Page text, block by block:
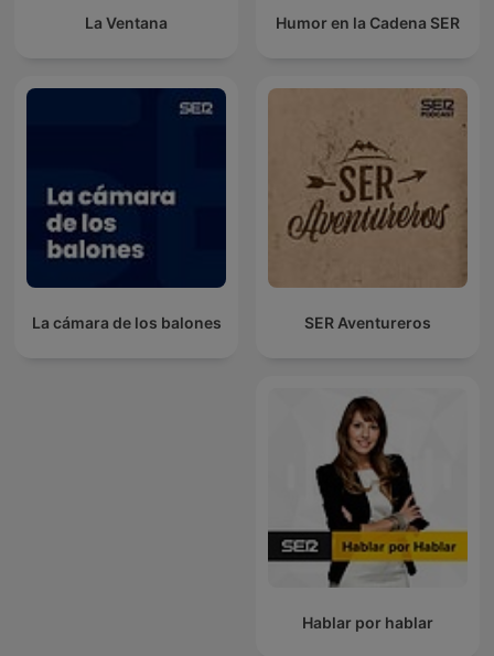
Humor en la Cadena SER
La Ventana
SER Aventureros
La cámara de los balones
Hablar por hablar